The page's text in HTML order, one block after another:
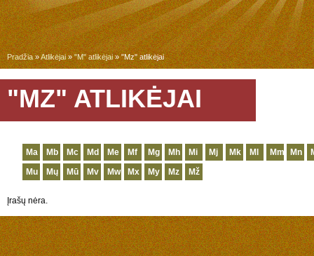
Pradžia»Atlikėjai»"M" atlikėjai» "Mz" atlikėjai
"MZ" ATLIKĖJAI
Ma Mb Mc Md Me Mf Mg Mh Mi Mj Mk Ml Mm Mn
Mu
Mų Mū Mv Mw Mx My Mz Mž
Įrašų nėra.